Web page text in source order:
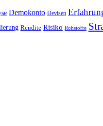
Demokonto Devisen
Rendite Risiko Rohstoffe